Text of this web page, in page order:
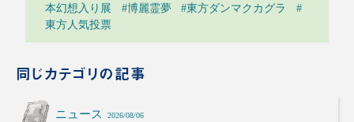
本幻想入り展
#博麗霊夢 #東方ダンマクカグラ
#
東方人気投票
同じカテゴリの記事
ニュース 2026/08/06